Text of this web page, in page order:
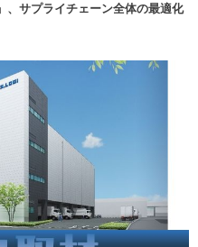
、サプライチェーン全体の最適化